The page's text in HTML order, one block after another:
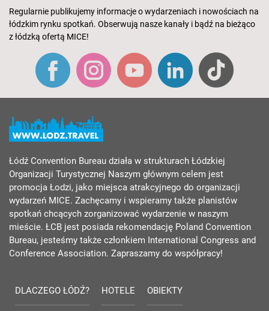
Regularnie publikujemy informacje o wydarzeniach i nowościach na
łódzkim rynku spotkań. Obserwują nasze kanały i bądź na bieżąco
z łódzką ofertą MICE!
Łódź Convention Bureau działa w strukturach Łódzkiej
Organizacji Turystycznej Naszym głównym celem jest
promocja Łodzi, jako miejsca atrakcyjnego do organizacji
wydarzeń MICE. Zachęcamy i wspieramy także planistów
spotkań chcących zorganizować wydarzenie w naszym
mieście. ŁCB jest posiada rekomendację Poland Convention
Bureau, jesteśmy także członkiem International Congress and
Conference Association. Zapraszamy do współpracy!
DLACZEGO ŁÓDŹ? HOTELE OBIEKTY